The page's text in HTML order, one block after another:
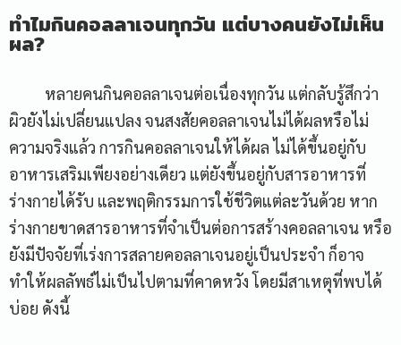
ทำไมกินคอลลาเจนทุกวัน แต่บางคนยังไม่เห็น
ผล?
หลายคนกินคอลลาเจนต่อเนื่องทุกวัน แต่กลับรู้สึกว่า
ผิวยังไม่เปลี่ยนแปลง จนสงสัยคอลลาเจนไม่ได้ผลหรือไม่
ความจริงแล้ว การกินคอลลาเจนให้ได้ผล ไม่ได้ขึ้นอยู่กับ
อาหารเสริมเพียงอย่างเดียว แต่ยังขึ้นอยู่กับสารอาหารที่
ร่างกายได้รับ และพฤติกรรมการใช้ชีวิตแต่ละวันด้วย หาก
ร่างกายขาดสารอาหารที่จำเป็นต่อการสร้างคอลลาเจน หรือ
ยังมีปัจจัยที่เร่งการสลายคอลลาเจนอยู่เป็นประจำ ก็อาจ
ทำให้ผลลัพธ์ไม่เป็นไปตามที่คาดหวัง โดยมีสาเหตุที่พบได้
บ่อย ดังนี้